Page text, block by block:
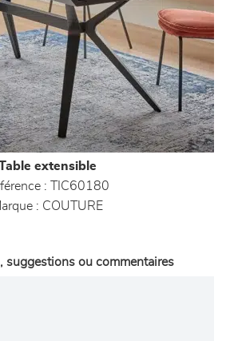
extensible
: TIC60180
: COUTURE
suggestions ou commentaires